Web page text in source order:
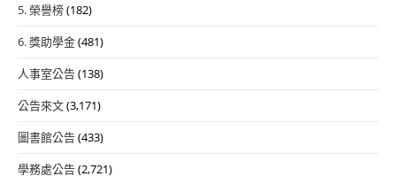
5. 榮譽榜(182)
6. 獎助學金(481)
人事室公告(138)
公告來文(3,171)
圖書館公告(433)
學務處公告(2,721)